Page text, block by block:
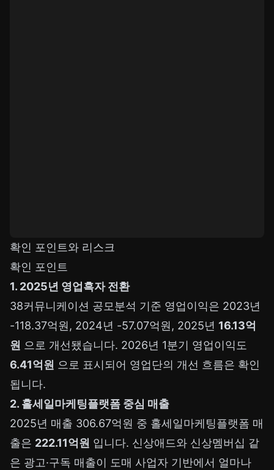
확인 포인트와 리스크
확인 포인트
1. 2025년 영업흑자 전환
38커뮤니케이션 공모분석 기준 영업이익은 2023년
-118.37억원, 2024년 -57.07억원, 2025년 16.13억
원 으로 개선됐습니다. 2026년 1분기 영업이익도
6.41억원 으로 표시되어 영업단의 개선 흐름은 확인
됩니다.
2. 홀세일마케팅플랫폼 중심 매출
2025년 매출 306.67억원 중 홀세일마케팅플랫폼 매
출은 222.11억원 입니다. 신상애드와 신상멤버십 같
은 광고·구독 매출이 도매 사업자 기반에서 얼마나